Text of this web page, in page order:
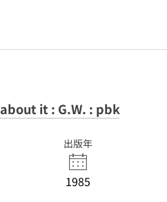
it : G.W. : pbk
出版年
1985